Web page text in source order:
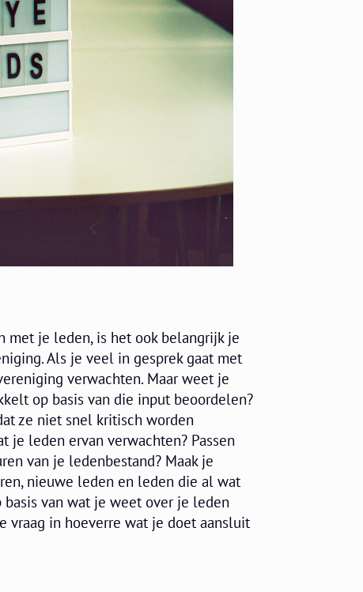
met je leden, is het ook belangrijk je
Als je veel in gesprek gaat met
verwachten. Maar weet je
op basis van die input beoordelen?
ze niet snel kritisch worden
leden ervan verwachten? Passen
van je ledenbestand? Maak je
nieuwe leden en leden die al wat
van wat je weet over je leden
vraag in hoeverre wat je doet aansluit